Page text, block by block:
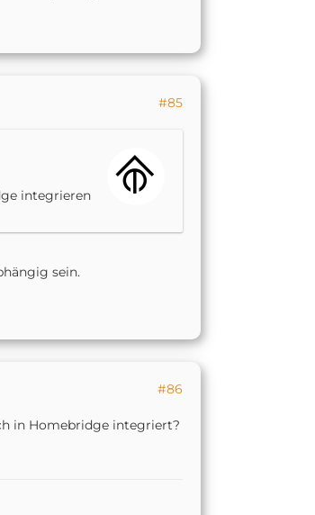
#85
integrieren
sein.
#86
in Homebridge integriert?